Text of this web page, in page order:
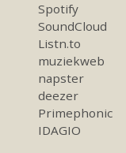
Spotify
SoundCloud
Listn.to
muziekweb
napster
deezer
Primephonic
IDAGIO